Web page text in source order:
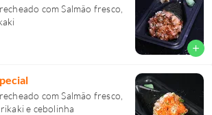
com Salmão fresco,
add
com Salmão fresco,
de massagô, furikaki e cebolinha